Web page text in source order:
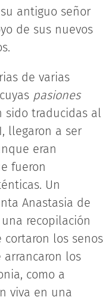
antiguo señor
de sus nuevos
de varias
pasiones
sido traducidas al
llegaron a ser
eran
fueron
Un
Anastasia de
recopilación
cortaron los senos
arrancaron los
como a
viva en una